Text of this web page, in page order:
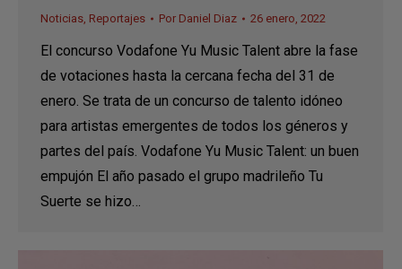
Noticias, Reportajes Por Daniel Diaz 26 enero, 2022
El concurso Vodafone Yu Music Talent abre la fase
de votaciones hasta la cercana fecha del 31 de
enero. Se trata de un concurso de talento idóneo
para artistas emergentes de todos los géneros y
partes del país. Vodafone Yu Music Talent: un buen
empujón El año pasado el grupo madrileño Tu
Suerte se hizo…